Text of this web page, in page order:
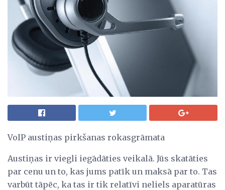
VoIP austiņas pirkšanas rokasgrāmata
Austiņas ir viegli iegādāties veikalā. Jūs skatāties
par cenu un to, kas jums patīk un maksā par to. Tas
varbūt tāpēc, ka tas ir tik relatīvi neliels aparatūras